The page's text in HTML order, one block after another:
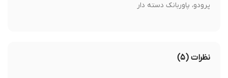
پرودو، پاوربانک دسته دار
نظرات (۵)